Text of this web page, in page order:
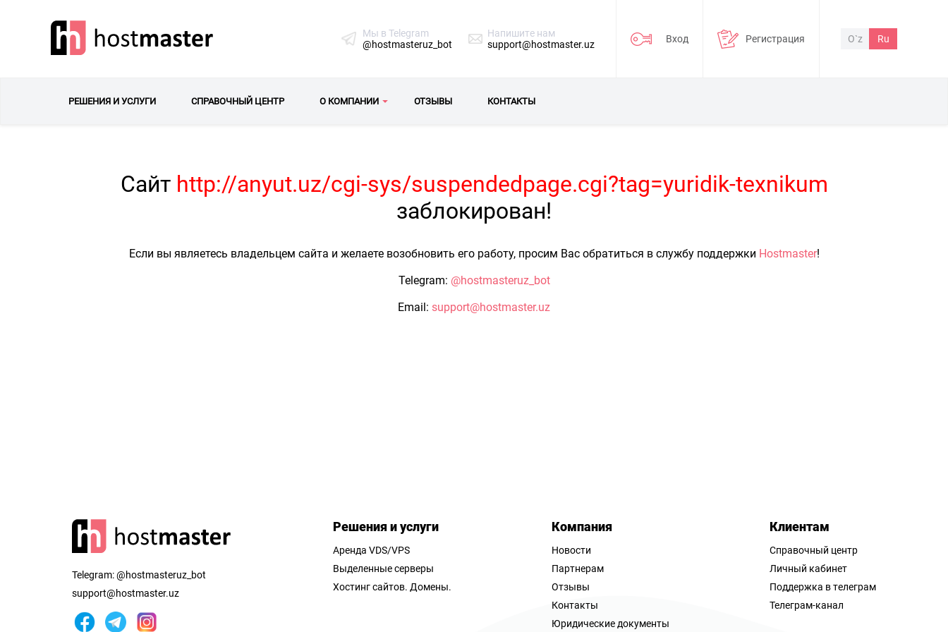
Мы в Telegram
@hostmasteruz_bot
Напишите нам
support@hostmaster.uz
Вход Регистрация O`z Ru
РЕШЕНИЯ И УСЛУГИ СПРАВОЧНЫЙ ЦЕНТР О КОМПАНИИ ОТЗЫВЫ КОНТАКТЫ
Сайт http://anyut.uz/cgi-sys/suspendedpage.cgi?tag=yuridik-texnikum
заблокирован!
Если вы являетесь владельцем сайта и желаете возобновить его работу, просим Вас обратиться в службу поддержки Hostmaster!
Telegram: @hostmasteruz_bot
Email: support@hostmaster.uz
Telegram:@hostmasteruz_bot
support@hostmaster.uz
Решения и услуги
Аренда VDS/VPS
Выделенные серверы
Хостинг сайтов. Домены.
Компания
Новости
Партнерам
Отзывы
Контакты
Юридические документы
Клиентам
Справочный центр
Личный кабинет
Поддержка в телеграм
Телеграм-канал